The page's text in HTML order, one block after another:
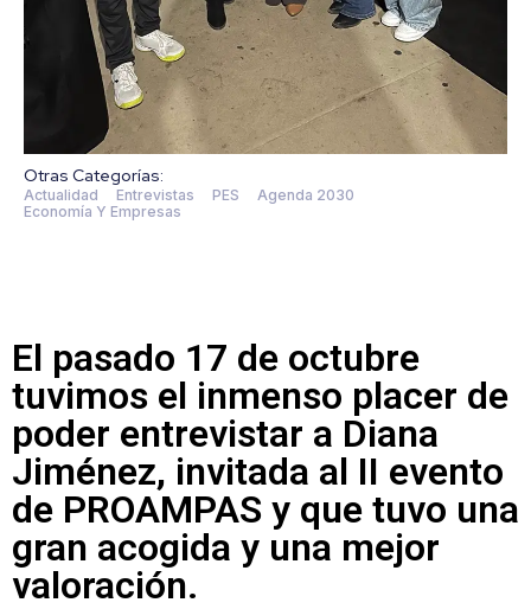
Otras Categorías:
Actualidad Entrevistas PES
Agenda 2030
Economía Y Empresas
El pasado 17 de octubre
tuvimos el inmenso placer de
poder entrevistar a Diana
Jiménez, invitada al II evento
de PROAMPAS y que tuvo una
gran acogida y una mejor
valoración.